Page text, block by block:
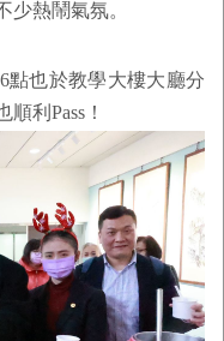
少熱鬧氣氛。
點也於教學大樓大廳分
利Pass！